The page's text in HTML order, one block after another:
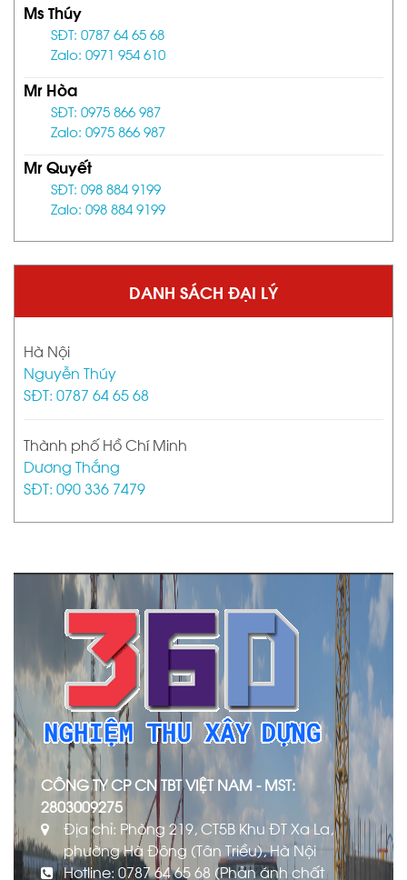
Ms Thúy
SĐT: 0787 64 65 68
Zalo: 0971 954 610
Mr Hòa
SĐT: 0975 866 987
Zalo: 0975 866 987
Mr Quyết
SĐT: 098 884 9199
Zalo: 098 884 9199
DANH SÁCH ĐẠI LÝ
Hà Nội
Nguyễn Thúy
SĐT: 0787 64 65 68
Thành phố Hồ Chí Minh
Dương Thắng
SĐT: 090 336 7479
CÔNG TY CP CN TBT VIỆT NAM - MST:
2803009275
Địa chỉ: Phòng 219, CT5B Khu ĐT Xa La,
phường Hà Đông (Tân Triều), Hà Nội
Hotline: 0787 64 65 68 (Phản ánh chất